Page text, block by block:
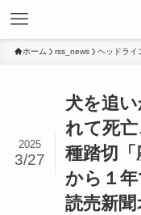
ホーム rss_news ヘッドライ
犬を追
れて死
種踏切
から１
読売新
2025
3/27